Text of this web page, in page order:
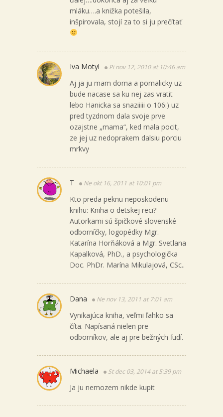
mláku….a knižka potešila,
inšpirovala, stojí za to si ju prečítať
Iva Motyl Pi nov 12, 2010 at 10:46 am
Aj ja ju mam doma a pomalicky uz
bude nacase sa ku nej zas vratit
lebo Hanicka sa snaziiiii o 106:) uz
pred tyzdnom dala svoje prve
ozajstne „mama“, ked mala pocit,
ze jej uz nedoprakem dalsiu porciu
mrkvy
T Ne okt 16, 2011 at 10:01 pm
Kto preda peknu neposkodenu
knihu: Kniha o detskej reci?
Autorkami sú špičkové slovenské
odborníčky, logopédky Mgr.
Katarína Horňáková a Mgr. Svetlana
Kapalková, PhD., a psychologička
Doc. PhDr. Marína Mikulajová, CSc..
Dana Ne nov 13, 2011 at 7:01 am
Vynikajúca kniha, veľmi ľahko sa
číta. Napísaná nielen pre
odborníkov, ale aj pre bežných ľudí.
Michaela St dec 03, 2014 at 5:39 pm
Ja ju nemozem nikde kupit